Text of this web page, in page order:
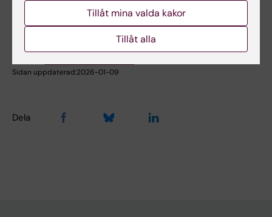
Innehållsgranskare:
Åsa Rauger
Sidan uppdaterad:2026-01-09
Dela
Tillåt mina valda kakor
Tillåt alla